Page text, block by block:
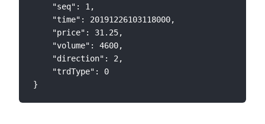
    "seq": 1,
    "time": 20191226103118000,
    "price": 31.25,
    "volume": 4600,
    "direction": 2,
    "trdType": 0